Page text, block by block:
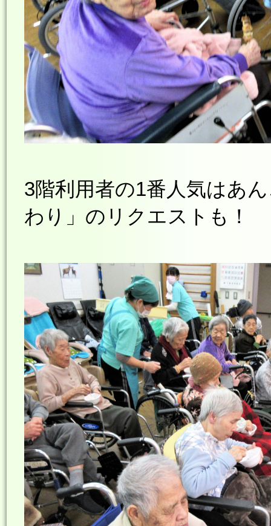
3階利用者の1番人気はあ
わり」のリクエストも！